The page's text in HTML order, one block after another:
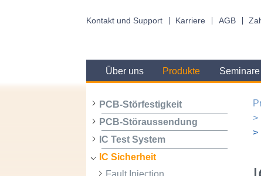
Kontakt und Support Karriere AGB
Über uns Produkte Seminare
PCB-Störfestigkeit
PCB-Störaussendung
IC Test System
IC Sicherheit